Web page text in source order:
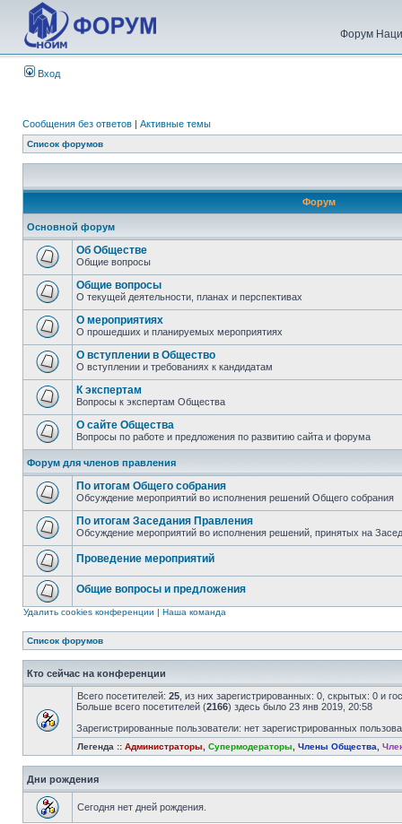
Форум
Вход
Сообщения без ответов | Активные темы
Список форумов
Форум
Основной форум
Об Обществе
Общие вопросы
Общие вопросы
О текущей деятельности, планах и перспективах
О мероприятиях
О прошедших и планируемых мероприятиях
О вступлении в Общество
О вступлении и требованиях к кандидатам
К экспертам
Вопросы к экспертам Общества
О сайте Общества
Вопросы по работе и предложения по развитию сайта и форума
Форум для членов правления
По итогам Общего собрания
Обсуждение мероприятий во исполнения решений Общего собрания
По итогам Заседания Правления
Обсуждение мероприятий во исполнения решений, принятых на
Проведение мероприятий
Общие вопросы и предложения
Удалить cookies конференции | Наша команда
Список форумов
Кто сейчас на конференции
Всего посетителей: 25 , из них зарегистрированных: 0, скрытых: 0 и
Больше всего посетителей (2166) здесь было 23 янв 2019, 20:58
Зарегистрированные пользователи: нет зарегистрированных
Легенда :: Администраторы Супермодераторы Члены Общества
Дни рождения
Сегодня нет дней рождения.